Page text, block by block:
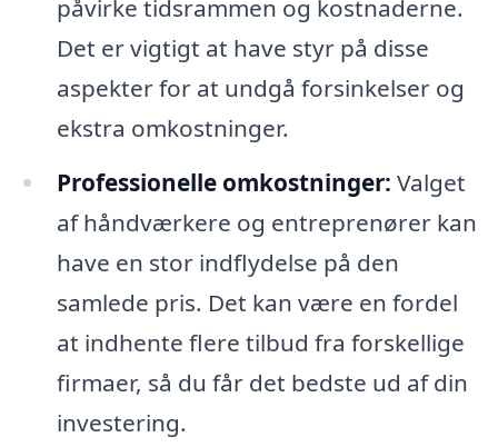
påvirke tidsrammen og kostnaderne.
Det er vigtigt at have styr på disse
aspekter for at undgå forsinkelser og
ekstra omkostninger.
Professionelle omkostninger: Valget
af håndværkere og entreprenører kan
have en stor indflydelse på den
samlede pris. Det kan være en fordel
at indhente flere tilbud fra forskellige
firmaer, så du får det bedste ud af din
investering.